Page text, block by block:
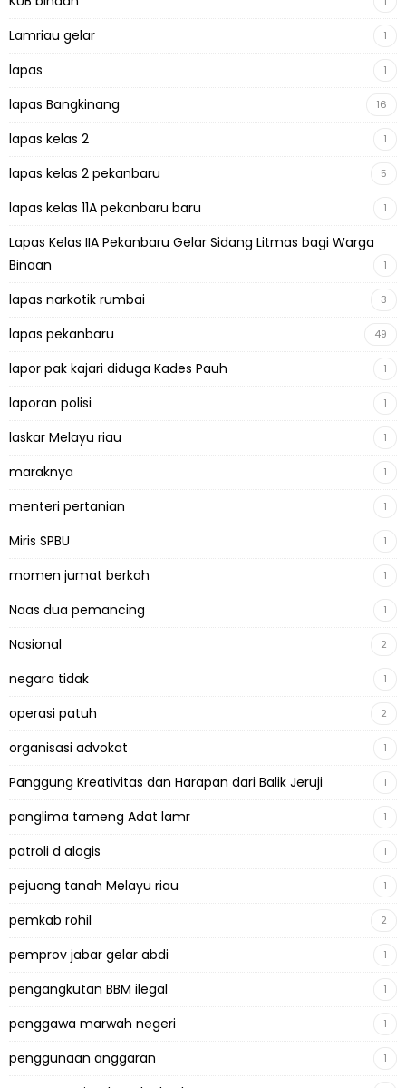
Lamriau gelar 1
lapas 1
lapas Bangkinang 16
lapas kelas 2 1
lapas kelas 2 pekanbaru 5
lapas kelas 11A pekanbaru baru 1
Lapas Kelas IIA Pekanbaru Gelar Sidang Litmas bagi Warga
Binaan
1
lapas narkotik rumbai 3
lapas pekanbaru 49
lapor pak kajari diduga Kades Pauh 1
laporan polisi 1
laskar Melayu riau 1
maraknya 1
menteri pertanian 1
Miris SPBU 1
momen jumat berkah 1
Naas dua pemancing 1
Nasional 2
negara tidak 1
operasi patuh 2
organisasi advokat 1
Panggung Kreativitas dan Harapan dari Balik Jeruji 1
panglima tameng Adat lamr 1
patroli d alogis 1
pejuang tanah Melayu riau 1
pemkab rohil 2
pemprov jabar gelar abdi 1
pengangkutan BBM ilegal 1
penggawa marwah negeri 1
penggunaan anggaran 1